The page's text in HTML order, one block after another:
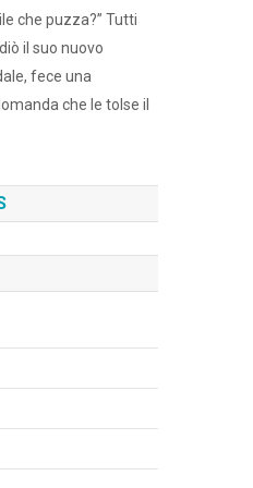
che puzza?” Tutti
il suo nuovo
fece una
che le tolse il